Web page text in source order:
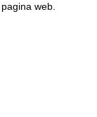
web.